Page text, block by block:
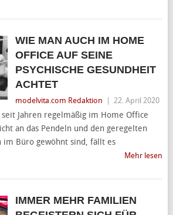
WIE MAN AUCH IM HOME
OFFICE AUF SEINE
PSYCHISCHE GESUNDHEIT
ACHTET
modelvita.com Redaktion 22. April 2020
Jahren regelmäßig im Home Office
an das Pendeln und den geregelten
im Büro gewöhnt sind, fällt es
Mehr lesen
IMMER MEHR FAMILIEN